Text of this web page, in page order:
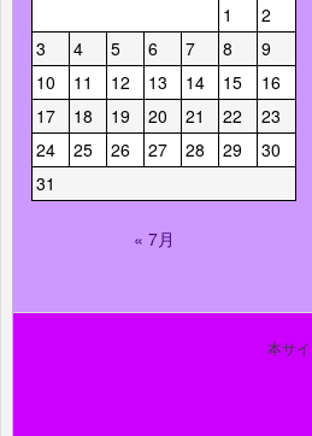
1
2
3
4 5 6 7 8
9
10
11 12 13 14 15
16
17
18 19 20 21 22
23
24
25 26 27 28 29
30
31
« 7月
本サ